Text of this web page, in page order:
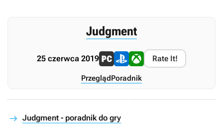
Judgment
25 czerwca 2019 Rate It!
PrzeglądPoradnik
Judgment - poradnik do gry